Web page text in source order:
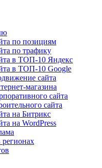
по позициям
по трафику
в ТОП-10 Яндекс
в ТОП-10 Google
сайта
магазина
сайта
сайта
на Битрикс
на WordPress